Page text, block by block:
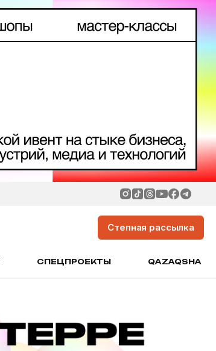
Степная рассылка
СПЕЦПРОЕКТЫ QAZAQSHA